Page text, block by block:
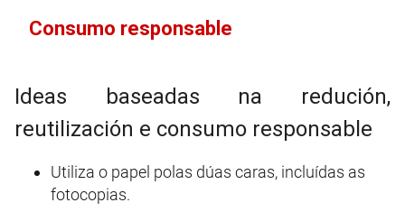
Consumo responsable
Ideas baseadas na redución,
reutilización e consumo responsable
Utiliza o papel polas dúas caras, incluídas as
fotocopias.